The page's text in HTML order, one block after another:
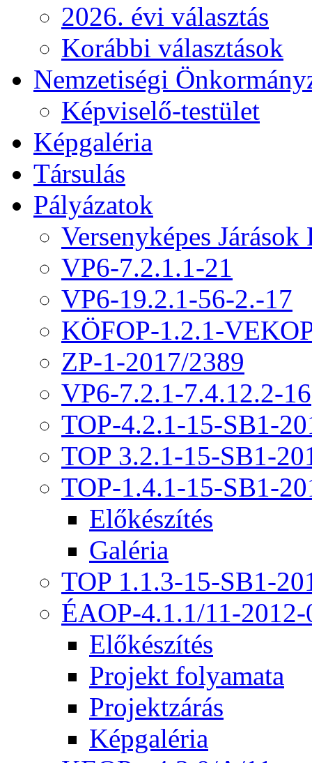
2026. évi választás
Korábbi választások
Nemzetiségi
Képviselő-testület
Képgaléria
Társulás
Pályázatok
Versenyképes Járások
VP6-7.2.1.1-21
VP6-19.2.1-56-2.-17
KÖFOP-1.2.1-
ZP-1-2017/2389
VP6-7.2.1-7.4.12.2-16
TOP-4.2.1-15-SB1-
TOP 3.2.1-15-SB1-
TOP-1.4.1-15-SB1-
Előkészítés
Galéria
TOP 1.1.3-15-SB1-
ÉAOP-4.1.1/11-2012-
Előkészítés
Projekt folyamata
Projektzárás
Képgaléria